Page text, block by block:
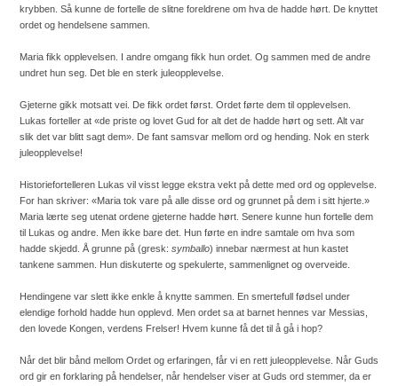
krybben. Så kunne de fortelle de slitne foreldrene om hva de hadde hørt. De knyttet
ordet og hendelsene sammen.
Maria fikk opplevelsen. I andre omgang fikk hun ordet. Og sammen med de andre
undret hun seg. Det ble en sterk juleopplevelse.
Gjeterne gikk motsatt vei. De fikk ordet først. Ordet førte dem til opplevelsen.
Lukas forteller at «de priste og lovet Gud for alt det de hadde hørt og sett. Alt var
slik det var blitt sagt dem». De fant samsvar mellom ord og hending. Nok en sterk
juleopplevelse!
Historiefortelleren Lukas vil visst legge ekstra vekt på dette med ord og opplevelse.
For han skriver: «Maria tok vare på alle disse ord og grunnet på dem i sitt hjerte.»
Maria lærte seg utenat ordene gjeterne hadde hørt. Senere kunne hun fortelle dem
til Lukas og andre. Men ikke bare det. Hun førte en indre samtale om hva som
hadde skjedd. Å grunne på (gresk: symballo) innebar nærmest at hun kastet
tankene sammen. Hun diskuterte og spekulerte, sammenlignet og overveide.
Hendingene var slett ikke enkle å knytte sammen. En smertefull fødsel under
elendige forhold hadde hun opplevd. Men ordet sa at barnet hennes var Messias,
den lovede Kongen, verdens Frelser! Hvem kunne få det til å gå i hop?
Når det blir bånd mellom Ordet og erfaringen, får vi en rett juleopplevelse. Når Guds
ord gir en forklaring på hendelser, når hendelser viser at Guds ord stemmer, da er